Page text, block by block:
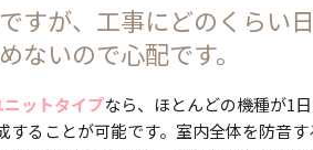
すが、工事にどのくらい
ないので心配です。
ニットタイプなら、ほとんどの機種が1
することが可能です。室内全体を防音す